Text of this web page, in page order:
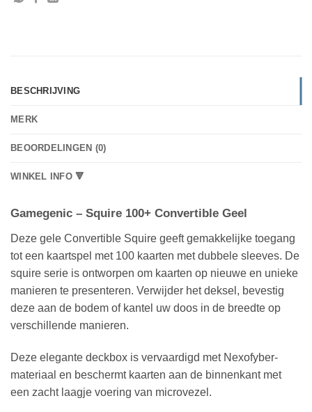
BESCHRIJVING
MERK
BEOORDELINGEN (0)
WINKEL INFO 🔻
Gamegenic – Squire 100+ Convertible Geel
Deze gele Convertible Squire geeft gemakkelijke toegang
tot een kaartspel met 100 kaarten met dubbele sleeves. De
squire serie is ontworpen om kaarten op nieuwe en unieke
manieren te presenteren. Verwijder het deksel, bevestig
deze aan de bodem of kantel uw doos in de breedte op
verschillende manieren.
Deze elegante deckbox is vervaardigd met Nexofyber-
materiaal en beschermt kaarten aan de binnenkant met
een zacht laagje voering van microvezel.